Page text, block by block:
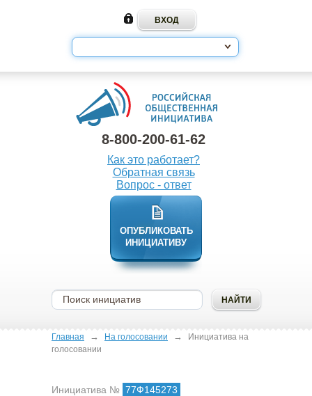
8-800-200-61-62
Как это работает?
Обратная связь
Вопрос - ответ
ОПУБЛИКОВАТЬ
ИНИЦИАТИВУ
Главная → На голосовании →
Инициатива на
голосовании
Инициатива № 77Ф145273